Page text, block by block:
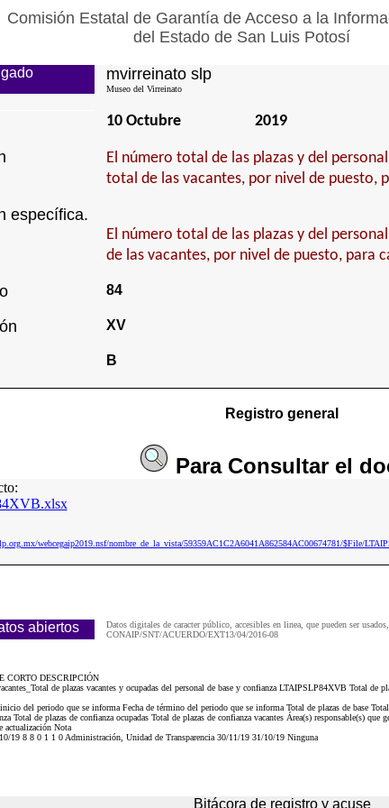
Comisión Estatal de Garantía de Acceso a la
del Estado de San Luis Potosí
mvirreinato slp
Museo del Virreinato
10 Octubre 2019
El número total de las plazas y del
total de las vacantes, por nivel de puesto,
específica.
El número total de las plazas y del
de las vacantes, por nivel de puesto, para
84
XV
B
Registro general
Para Consultarel
webcegaip2019.nsf/nombre_de_la_vista/59359AC1C2A6041A862584AC00674781/$File/
abiertos
Datos digitales de caracter público, accesibles en linea, que pueden ser
CONAIP/SNT/ACUERDO/EXT13/04/2016-08
CORTO DESCRIPCIÓN
de plazas vacantes y ocupadas del personal de base y confianza LTAIPSLP84XVB Total de
del periodo que se informa Fecha de término del periodo que se informa Total de plazas de base Total
Total de plazas de confianza ocupadas Total de plazas de confianza vacantes Área(s) responsable(s)
actualización Nota
19 8 8 0 1 1 0 Administración, Unidad de Transparencia 30/11/19 31/10/19 Ninguna
Bitácora de registro y acuse